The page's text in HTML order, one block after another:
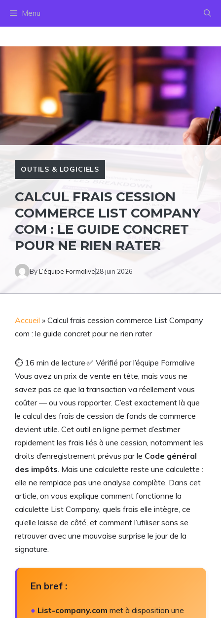
Menu
OUTILS & LOGICIELS
CALCUL FRAIS CESSION
COMMERCE LIST COMPANY
COM : LE GUIDE CONCRET
POUR NE RIEN RATER
ByL’équipe Formalive28 juin 2026
Accueil » Calcul frais cession commerce List Company
com : le guide concret pour ne rien rater
⏱ 16 min de lecture·✅ Vérifié par l’équipe Formalive
Vous avez un prix de vente en tête, mais vous ne
savez pas ce que la transaction va réellement vous
coûter — ou vous rapporter. C’est exactement là que
le calcul des frais de cession de fonds de commerce
devient utile. Cet outil en ligne permet d’estimer
rapidement les frais liés à une cession, notamment les
droits d’enregistrement prévus par le Code général
des impôts. Mais une calculette reste une calculette :
elle ne remplace pas une analyse complète. Dans cet
article, on vous explique comment fonctionne la
calculette List Company, quels frais elle intègre, ce
qu’elle laisse de côté, et comment l’utiliser sans se
retrouver avec une mauvaise surprise le jour de la
signature.
En bref :
● List-company.com met à disposition une